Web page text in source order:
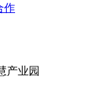
作
产业园